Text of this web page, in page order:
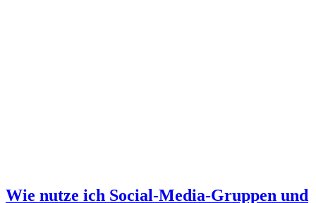
Wie nutze ich Social-Media-Gruppen und